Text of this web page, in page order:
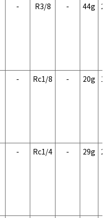
- R3/8 - 44g
- Rc1/8 - 20g
- Rc1/4 - 29g